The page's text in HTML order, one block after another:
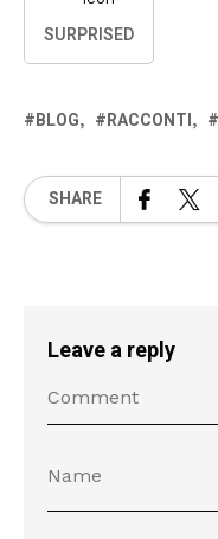
SURPRISED
BLOG RACCONTI
SHARE
Leave a reply